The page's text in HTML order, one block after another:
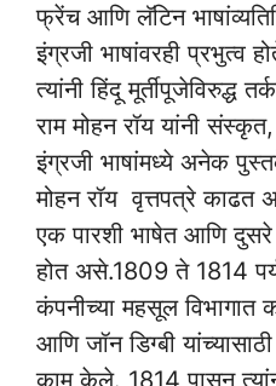
फ्रेंच आणि लॅटिन
इंग्रजी भाषांवरही प्रभुत्व
त्यांनी हिंदू मूर्तीपूजेविरुद्ध
राम मोहन रॉय यांनी
इंग्रजी भाषांमध्ये अनेक
मोहन रॉय वृत्तपत्रे काढत
एक पारशी भाषेत आणि दुसरे
होत असे.1809 ते 1814
कंपनीच्या महसूल विभागात
आणि जॉन डिग्बी
काम केले. 1814 पासून